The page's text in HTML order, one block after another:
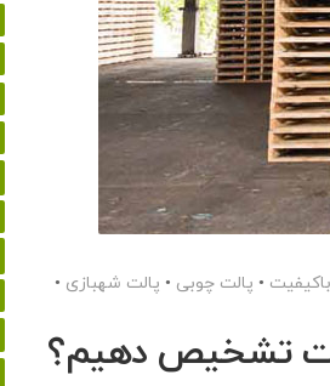
• پالت چوبی • پالت شهبازی •
تشخیص دهیم؟